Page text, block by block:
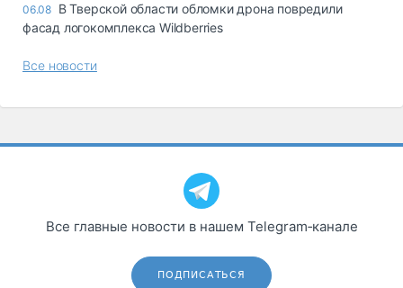
06.08 В Тверской области обломки дрона повредили
фасад логокомплекса Wildberries
Все новости
Все главные новости в нашем Telegram‑канале
ПОДПИСАТЬСЯ